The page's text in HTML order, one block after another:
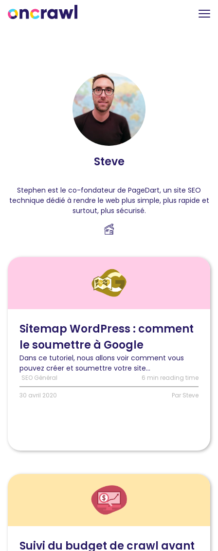
Steve
Stephen est le co-fondateur de PageDart, un site SEO
technique dédié à rendre le web plus simple, plus rapide et
surtout, plus sécurisé.
Lire
comment
créer
soumettre
Google
Sitemap WordPress : comment
le soumettre à Google
Dans ce tutoriel, nous allons voir comment vous
pouvez créer et soumettre votre site...
SEO Général 6 min reading time
30 avril 2020 Par Steve
Lire
l'article
de
crawlSuivi du budget de crawl avant